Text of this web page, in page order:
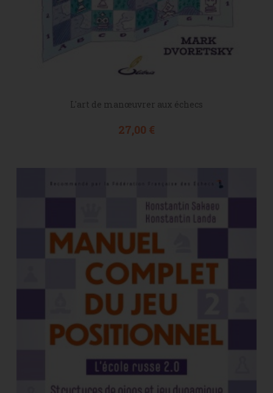
L'art de manœuvrer aux échecs
Prix
27,00 €